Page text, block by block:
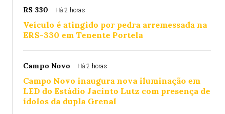
RS 330 Há 2 horas
Veículo é atingido por pedra arremessada na
ERS-330 em Tenente Portela
Campo Novo Há 2 horas
Campo Novo inaugura nova iluminação em
LED do Estádio Jacinto Lutz com presença de
ídolos da dupla Grenal